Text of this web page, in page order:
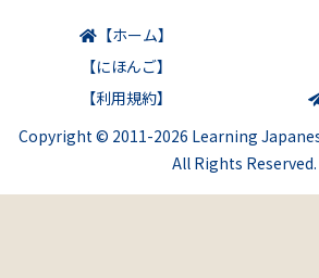
【ホーム】
【にほんご】
【利用規約】
Copyright © 2011-2026 Learning
All Rights Reserved.